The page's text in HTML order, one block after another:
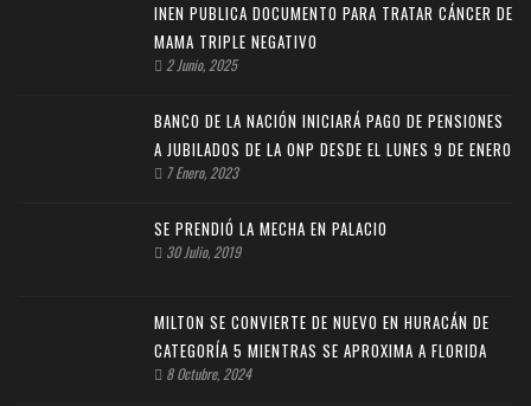
INEN PUBLICA DOCUMENTO PARA TRATAR CÁNCER DE
MAMA TRIPLE NEGATIVO
2 Junio, 2025
BANCO DE LA NACIÓN INICIARÁ PAGO DE PENSIONES
A JUBILADOS DE LA ONP DESDE EL LUNES 9 DE ENERO
7 Enero, 2023
SE PRENDIÓ LA MECHA EN PALACIO
30 Julio, 2019
MILTON SE CONVIERTE DE NUEVO EN HURACÁN DE
CATEGORÍA 5 MIENTRAS SE APROXIMA A FLORIDA
8 Octubre, 2024